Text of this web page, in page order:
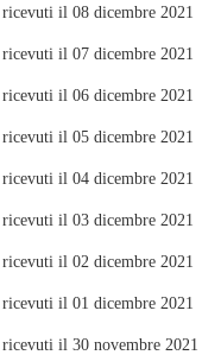
il 08 dicembre 2021
il 07 dicembre 2021
il 06 dicembre 2021
il 05 dicembre 2021
il 04 dicembre 2021
il 03 dicembre 2021
il 02 dicembre 2021
il 01 dicembre 2021
il 30 novembre 2021